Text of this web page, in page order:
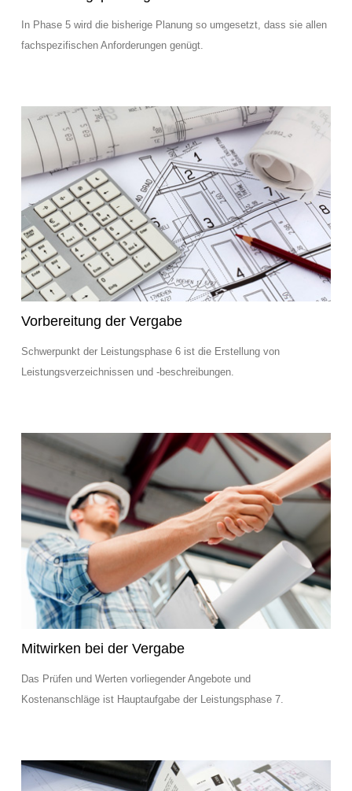
In Phase 5 wird die bisherige Planung so umgesetzt, dass sie allen
fachspezifischen Anforderungen genügt.
Vorbereitung der Vergabe
Schwerpunkt der Leistungsphase 6 ist die Erstellung von
Leistungsverzeichnissen und -beschreibungen.
Mitwirken bei der Vergabe
Das Prüfen und Werten vorliegender Angebote und
Kostenanschläge ist Hauptaufgabe der Leistungsphase 7.